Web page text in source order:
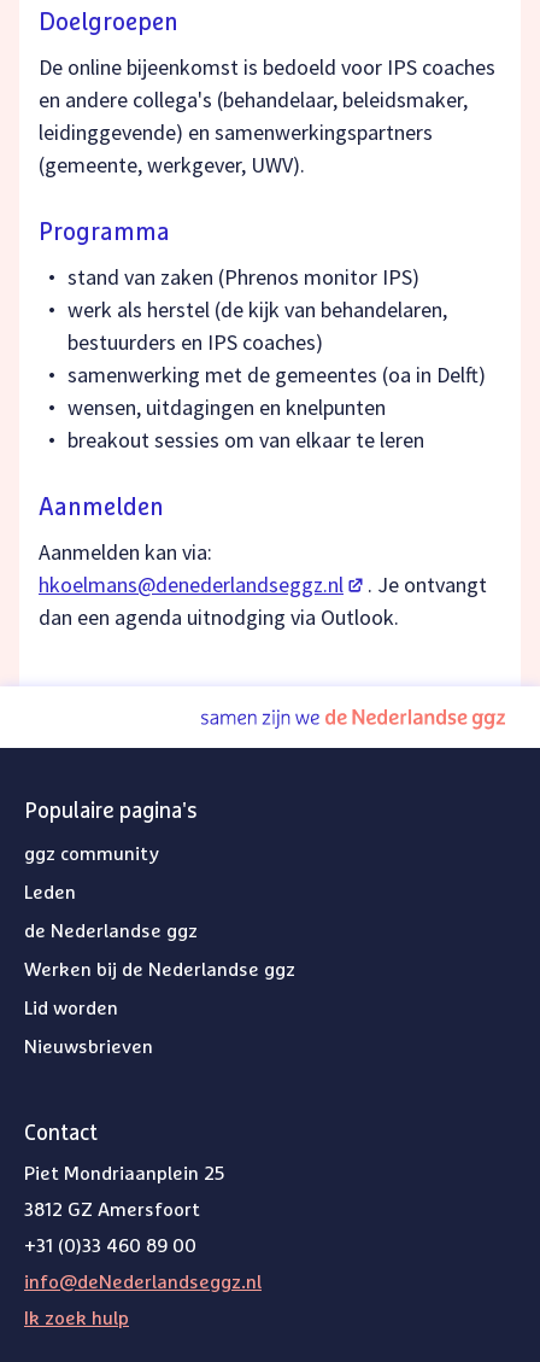
Doelgroepen
De online bijeenkomst is bedoeld voor IPS coaches
en andere collega's (behandelaar, beleidsmaker,
leidinggevende) en samenwerkingspartners
(gemeente, werkgever, UWV).
Programma
stand van zaken (Phrenos monitor IPS)
werk als herstel (de kijk van behandelaren,
bestuurders en IPS coaches)
samenwerking met de gemeentes (oa in Delft)
wensen, uitdagingen en knelpunten
breakout sessies om van elkaar te leren
Aanmelden
Aanmelden kan via:
hkoelmans@denederlandseggz.nl(opent in een nieuw
. Je ontvangt
dan een agenda uitnodging via Outlook.
Populaire pagina's
ggz community
Leden
de Nederlandse ggz
Werken bij de Nederlandse ggz
Lid worden
Nieuwsbrieven
Contact
Piet Mondriaanplein 25
3812 GZ Amersfoort
+31 (0)33 460 89 00
info@deNederlandseggz.nl
Ik zoek hulp